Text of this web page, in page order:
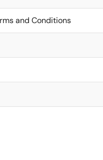
and Conditions